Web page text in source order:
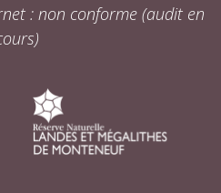
: non conforme (audit en